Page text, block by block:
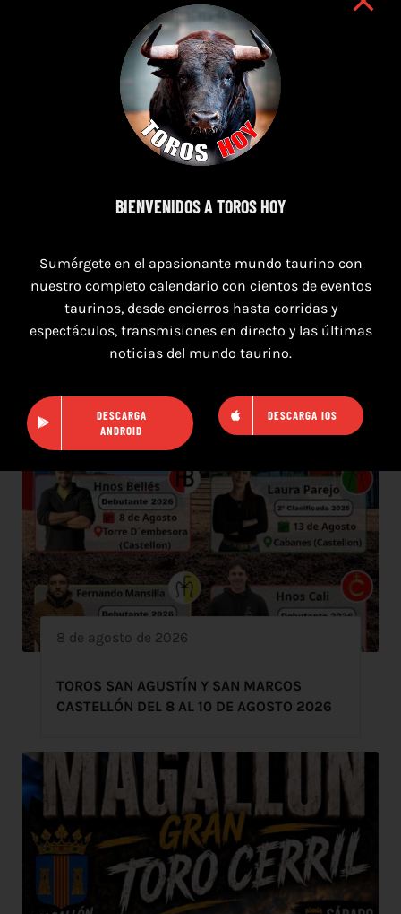
7 de agosto de 2026
8 de agosto de 2026
TOROS SAN AGUSTÍN Y SAN MARCOS
CASTELLÓN DEL 8 AL 10 DE AGOSTO 2026
BIENVENIDOS A TOROS HOY
Sumérgete en el apasionante mundo taurino con
nuestro completo calendario con cientos de eventos
taurinos, desde encierros hasta corridas y
espectáculos, transmisiones en directo y las últimas
noticias del mundo taurino.
DESCARGA
ANDROID
DESCARGA IOS